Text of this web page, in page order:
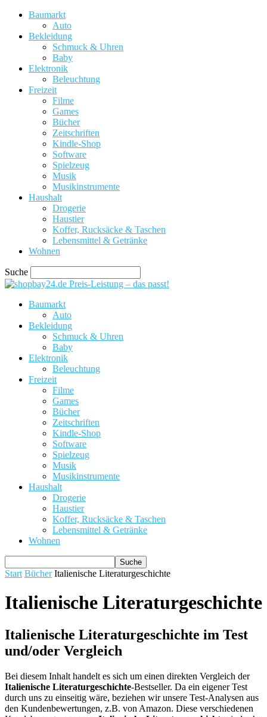
Baumarkt
Auto
Bekleidung
Schmuck & Uhren
Baby
Elektronik
Beleuchtung
Freizeit
Filme
Games
Bücher
Zeitschriften
Kindle-Shop
Software
Spielzeug
Musik
Musikinstrumente
Haushalt
Drogerie
Haustier
Koffer, Rucksäcke & Taschen
Lebensmittel & Getränke
Wohnen
Suche
Preis-Leistung – das passt!
Baumarkt
Auto
Bekleidung
Schmuck & Uhren
Baby
Elektronik
Beleuchtung
Freizeit
Filme
Games
Bücher
Zeitschriften
Kindle-Shop
Software
Spielzeug
Musik
Musikinstrumente
Haushalt
Drogerie
Haustier
Koffer, Rucksäcke & Taschen
Lebensmittel & Getränke
Wohnen
Start Bücher Italienische Literaturgeschichte
Italienische Literaturgeschichte
Italienische Literaturgeschichte im Test
und/oder Vergleich
Bei diesem Inhalt handelt es sich um einen direkten Vergleich der
Italienische Literaturgeschichte-Bestseller. Da ein eigener Test
durch uns zu einseitig wäre, beziehen wir unsere Test-Analysen aus
den Kundenbewertungen, z.B. von Amazon. Diese verschiedenen